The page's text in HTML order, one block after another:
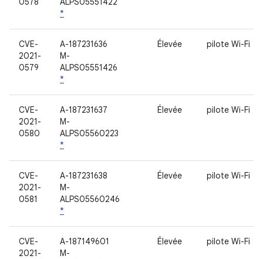
*
CVE-
2021-
0579
A-187231636
M-
ALPS05551426
*
Élevée pilote Wi-Fi
CVE-
2021-
0580
A-187231637
M-
ALPS05560223
*
Élevée pilote Wi-Fi
CVE-
2021-
0581
A-187231638
M-
ALPS05560246
*
Élevée pilote Wi-Fi
CVE-
2021-
A-187149601
M-
Élevée pilote Wi-Fi